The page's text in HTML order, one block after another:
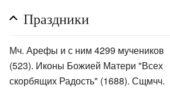
Праздники
Мч. Арефы и с ним 4299 мучеников
(523). Иконы Божией Матери "Всех
скорбящих Радость" (1688). Сщмчч.